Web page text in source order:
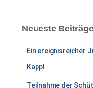
Neueste Beiträge
Ein ereignisreicher
Kappl
Teilnahme der